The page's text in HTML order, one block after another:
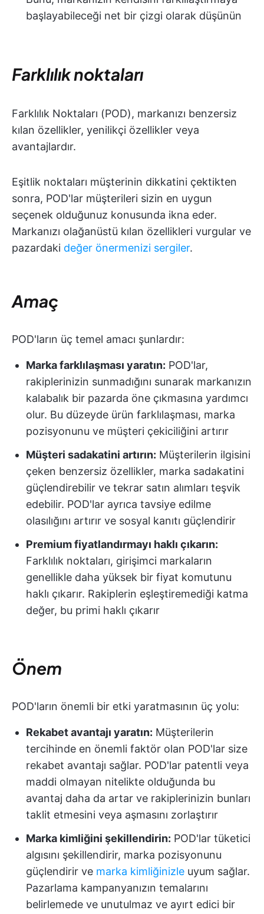
başlayabileceği net bir çizgi olarak düşünün
Farklılık noktaları
Farklılık Noktaları (POD), markanızı benzersiz
kılan özellikler, yenilikçi özellikler veya
avantajlardır.
Eşitlik noktaları müşterinin dikkatini çektikten
sonra, POD'lar müşterileri sizin en uygun
seçenek olduğunuz konusunda ikna eder.
Markanızı olağanüstü kılan özellikleri vurgular ve
pazardaki değer önermenizi sergiler.
Amaç
POD'ların üç temel amacı şunlardır:
Marka farklılaşması yaratın: POD'lar,
rakiplerinizin sunmadığını sunarak markanızın
kalabalık bir pazarda öne çıkmasına yardımcı
olur. Bu düzeyde ürün farklılaşması, marka
pozisyonunu ve müşteri çekiciliğini artırır
Müşteri sadakatini artırın: Müşterilerin ilgisini
çeken benzersiz özellikler, marka sadakatini
güçlendirebilir ve tekrar satın alımları teşvik
edebilir. POD'lar ayrıca tavsiye edilme
olasılığını artırır ve sosyal kanıtı güçlendirir
Premium fiyatlandırmayı haklı çıkarın:
Farklılık noktaları, girişimci markaların
genellikle daha yüksek bir fiyat komutunu
haklı çıkarır. Rakiplerin eşleştiremediği katma
değer, bu primi haklı çıkarır
Önem
POD'ların önemli bir etki yaratmasının üç yolu:
Rekabet avantajı yaratın: Müşterilerin
tercihinde en önemli faktör olan POD'lar size
rekabet avantajı sağlar. POD'lar patentli veya
maddi olmayan nitelikte olduğunda bu
avantaj daha da artar ve rakiplerinizin bunları
taklit etmesini veya aşmasını zorlaştırır
Marka kimliğini şekillendirin: POD'lar tüketici
algısını şekillendirir, marka pozisyonunu
güçlendirir ve marka kimliğinizle uyum sağlar.
Pazarlama kampanyanızın temalarını
belirlemede ve unutulmaz ve ayırt edici bir